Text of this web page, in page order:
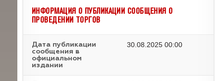
ИНФОРМАЦИЯ О ПУБЛИКАЦИИ СООБЩЕНИЯ О
ПРОВЕДЕНИИ ТОРГОВ
Дата публикации
сообщения в
официальном
издании
30.08.2025 00:00